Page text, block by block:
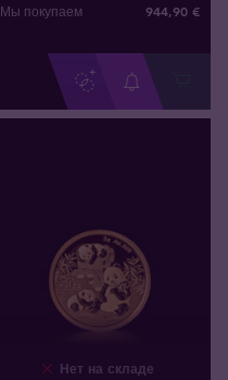
Мы покупаем 944,90 €
Нет на складе